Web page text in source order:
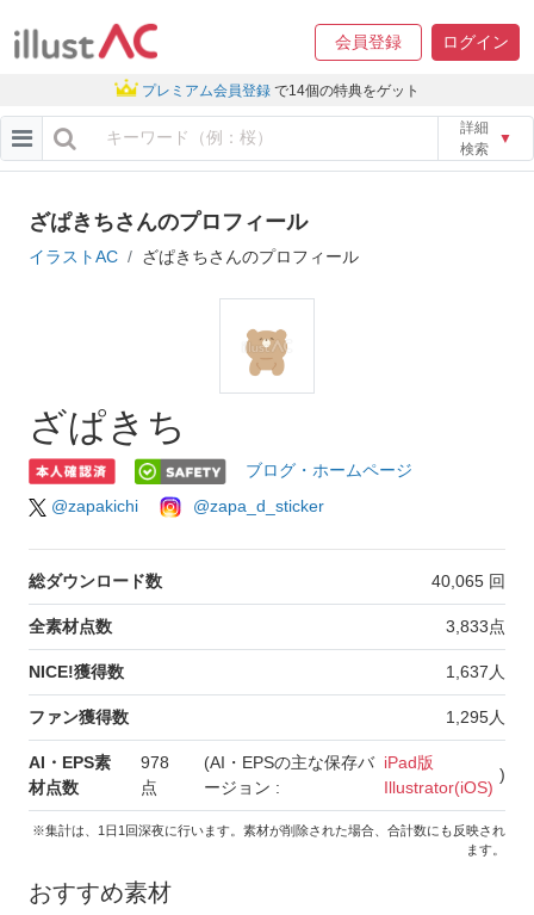
会員登録 ログイン
プレミアム会員登録 で14個の特典をゲット
詳細
検索
▼
ざぱきちさんのプロフィール
イラストAC ざぱきちさんのプロフィール
ざぱきち
ブログ・ホームページ
@zapakichi
@zapa_d_sticker
総ダウンロード数 40,065 回
全素材点数 3,833点
NICE!獲得数 1,637 人
ファン獲得数 1,295人
AI・EPS素
材点数
978
点
(AI・EPSの主な保存バ
ージョン :
iPad版
Illustrator(iOS)
)
※集計は、1日1回深夜に行います。素材が削除された場合、合計数にも反映され
ます。
おすすめ素材